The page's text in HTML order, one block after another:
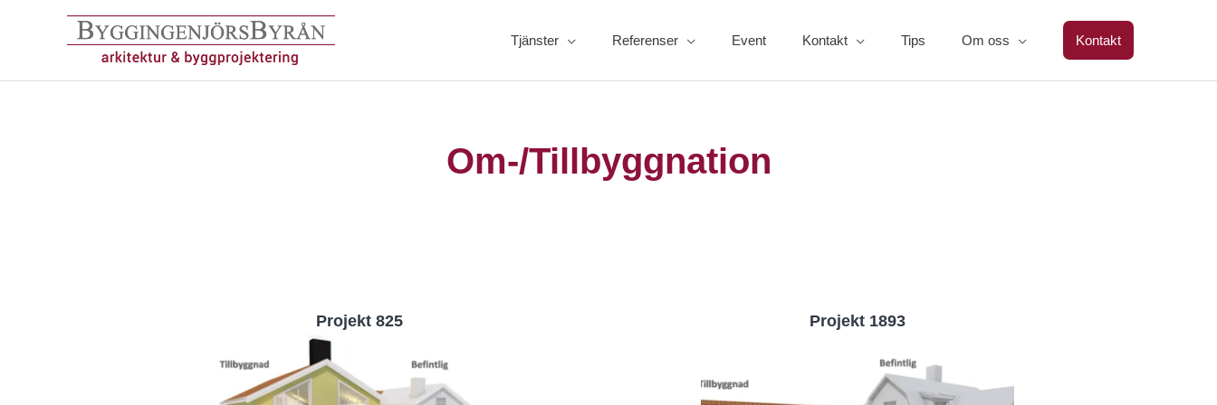
Tjänster Referenser Event Kontakt Tips Om oss Kontakt
Om-/Tillbyggnation
Projekt 825 Projekt 1893